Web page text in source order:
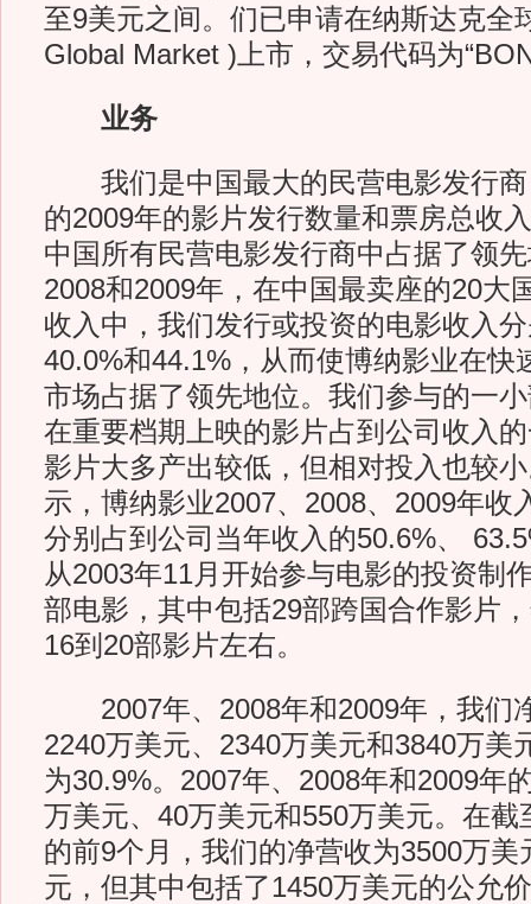
至9美元之间。们已申请在纳斯达克全
Global Market )上市，交易代码为
业务
我们是中国最大的民营电影发行商
的2009年的影片发行数量和票房总收
中国所有民营电影发行商中占据了领
2008和2009年，在中国最卖座的20大
收入中，我们发行或投资的电影收入
40.0%和44.1%，从而使博纳影业在快
市场占据了领先地位。我们参与的一
在重要档期上映的影片占到公司收入
影片大多产出较低，但相对投入也较
示，博纳影业2007、2008、2009年收
分别占到公司当年收入的50.6%、
从2003年11月开始参与电影的投资制
部电影，其中包括29部跨国合作影片
16到20部影片左右。
2007年、2008年和2009年，我们
2240万美元、2340万美元和3840万美
为30.9%。2007年、2008年和2009年
万美元、40万美元和550万美元。在截
的前9个月，我们的净营收为3500万美
元，但其中包括了1450万美元的公允